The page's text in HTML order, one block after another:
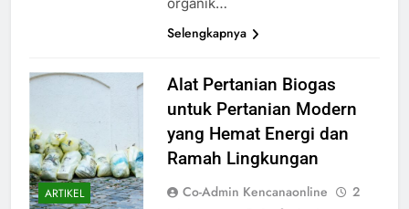
organik…
Selengkapnya
ARTIKEL
Alat Pertanian Biogas
untuk Pertanian Modern
yang Hemat Energi dan
Ramah Lingkungan
Co-Admin Kencanaonline
2